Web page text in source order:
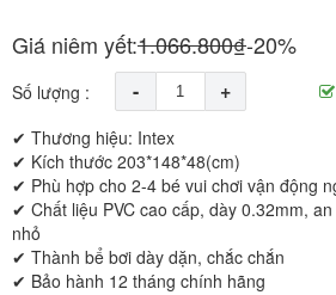
Giá niêm yết:1.066.800₫-20%
Số lượng : - +
✔ Thương hiệu: Intex
✔ Kích thước 203*148*48(cm)
✔ Phù hợp cho 2-4 bé vui chơi vận động
✔ Chất liệu PVC cao cấp, dày 0.32mm,
nhỏ
✔ Thành bể bơi dày dặn, chắc chắn
✔ Bảo hành 12 tháng chính hãng